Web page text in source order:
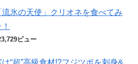
流氷の天使」クリオネを食べてみ
ビュー
は“超”高級食材!?フジツボを刺身&